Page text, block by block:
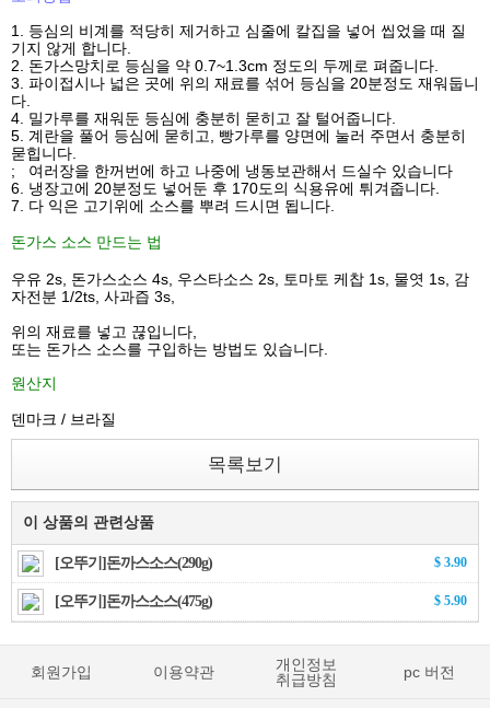
1. 등심의 비계를 적당히 제거하고 심줄에 칼집을 넣어 씹었을 때 질
기지 않게 합니다.
2. 돈가스망치로 등심을 약 0.7~1.3cm 정도의 두께로 펴줍니다.
3. 파이접시나 넓은 곳에 위의 재료를 섞어 등심을 20분정도 재워둡니
다.
4. 밀가루를 재워둔 등심에 충분히 묻히고 잘 털어줍니다.
5. 계란을 풀어 등심에 묻히고, 빵가루를 양면에 눌러 주면서 충분히
묻힙니다.
; 여러장을 한꺼번에 하고 나중에 냉동보관해서 드실수 있습니다
6. 냉장고에 20분정도 넣어둔 후 170도의 식용유에 튀겨줍니다.
7. 다 익은 고기위에 소스를 뿌려 드시면 됩니다.
돈가스 소스 만드는 법
우유 2s, 돈가스소스 4s, 우스타소스 2s, 토마토 케찹 1s, 물엿 1s, 감
자전분 1/2ts, 사과즙 3s,
위의 재료를 넣고 끊입니다,
또는 돈가스 소스를 구입하는 방법도 있습니다.
원산지
덴마크 / 브라질
목록보기
이 상품의 관련상품
[오뚜기]돈까스소스(290g) $ 3.90
[오뚜기]돈까스소스(475g) $ 5.90
회원가입 이용약관
개인정보
취급방침
pc 버전